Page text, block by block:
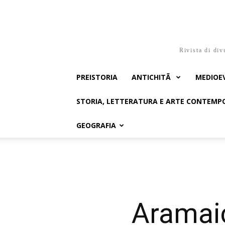
Rivista di
PREISTORIA ANTICHITÃ
STORIA, LETTERATURA E ARTE
GEOGRAFIA